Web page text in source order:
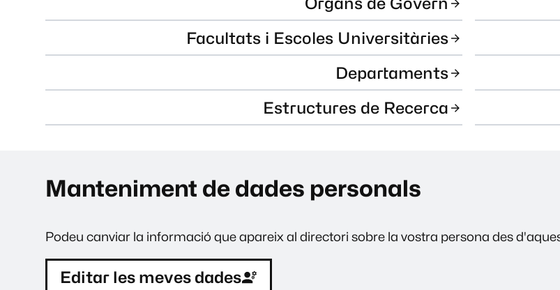
Facultats i Escoles Universitàries
Departaments
Estructures de Recerca
Manteniment de dades personals
Podeu canviar la informació que apareix al directori sobre la vostra persona des
Editar les meves dades